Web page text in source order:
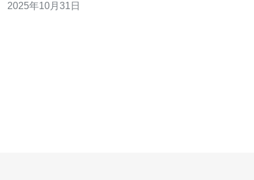
东南亚服务器的优势 选择东南亚服务器可以带来多种优
2025年10月31日